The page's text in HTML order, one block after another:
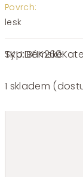
Povrch:
lesk
SKU:BHK260
Typ:Dámské
1 skladem